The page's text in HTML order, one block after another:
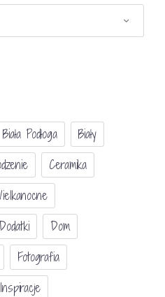
Biała Podłoga
Biały
Ceramika
Dom
Fotografia
Inspiracje